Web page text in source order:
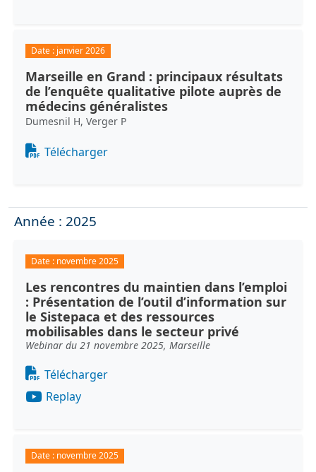
Date : janvier 2026
Marseille en Grand : principaux résultats
de l’enquête qualitative pilote auprès de
médecins généralistes
Dumesnil H, Verger P
Document
Télécharger
Année : 2025
Date : novembre 2025
Les rencontres du maintien dans l’emploi
: Présentation de l’outil d’information sur
le Sistepaca et des ressources
mobilisables dans le secteur privé
Webinar du 21 novembre 2025, Marseille
Document
Télécharger
Replay
Date : novembre 2025